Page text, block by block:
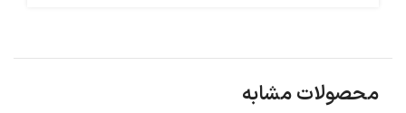
محصولات مشابه